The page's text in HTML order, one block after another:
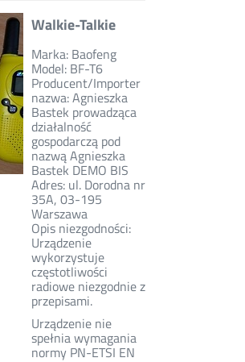
Walkie-Talkie
Marka: Baofeng
Model: BF-T6
Producent/Importer
nazwa: Agnieszka
Bastek prowadząca
działalność
gospodarczą pod
nazwą Agnieszka
Bastek DEMO BIS
Adres: ul. Dorodna nr
35A, 03-195
Warszawa
Opis niezgodności:
Urządzenie
wykorzystuje
częstotliwości
radiowe niezgodnie z
przepisami.
Urządzenie nie
spełnia wymagania
normy PN-ETSI EN